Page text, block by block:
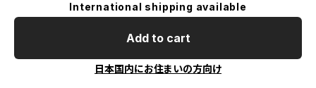
International shipping available
Add to cart
日本国内にお住まいの方向け